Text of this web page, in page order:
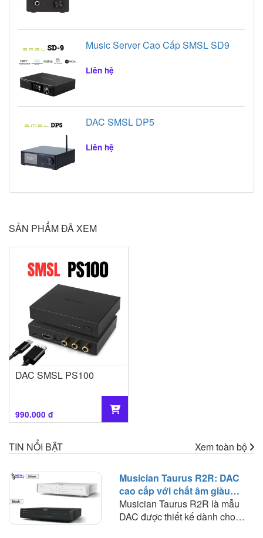
Music Server Cao Cấp SMSL SD9
Liên hệ
DAC SMSL DP5
Liên hệ
SẢN PHẨM ĐÃ XEM
DAC SMSL PS100
990.000 đ
TIN NỔI BẬT Xem toàn bộ
Musician Taurus R2R: DAC
cao cấp với chất âm giàu
nhạc tính và khả năng phối
ghép rộng
Musician Taurus R2R là mẫu
DAC được thiết kế dành cho